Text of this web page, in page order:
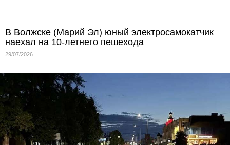
В Волжске (Марий Эл) юный электросамокатчик
наехал на 10-летнего пешехода
29/07/2026